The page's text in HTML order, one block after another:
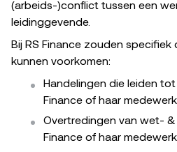
(arbeids-)conflict tussen een
leidinggevende.
Bij RS Finance zouden
kunnen voorkomen:
Handelingen die leiden
Finance of haar
Overtredingen van wet-
Finance of haar